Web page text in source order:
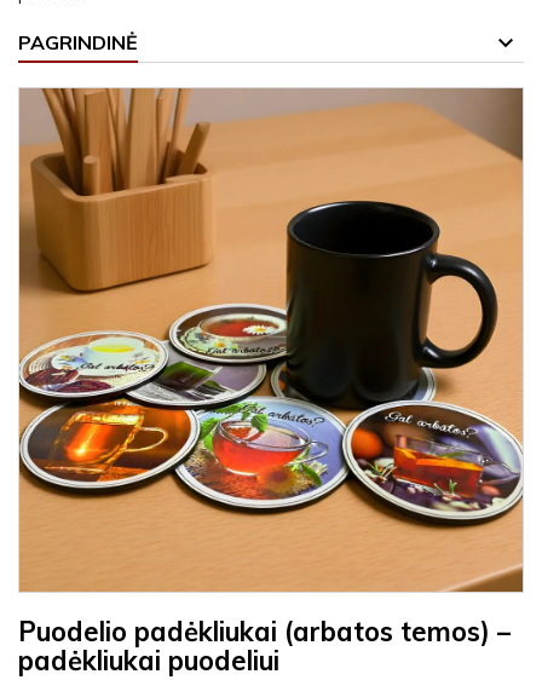
PAGRINDINĖ
Puodelio padėkliukai (arbatos temos) –
padėkliukai puodeliui